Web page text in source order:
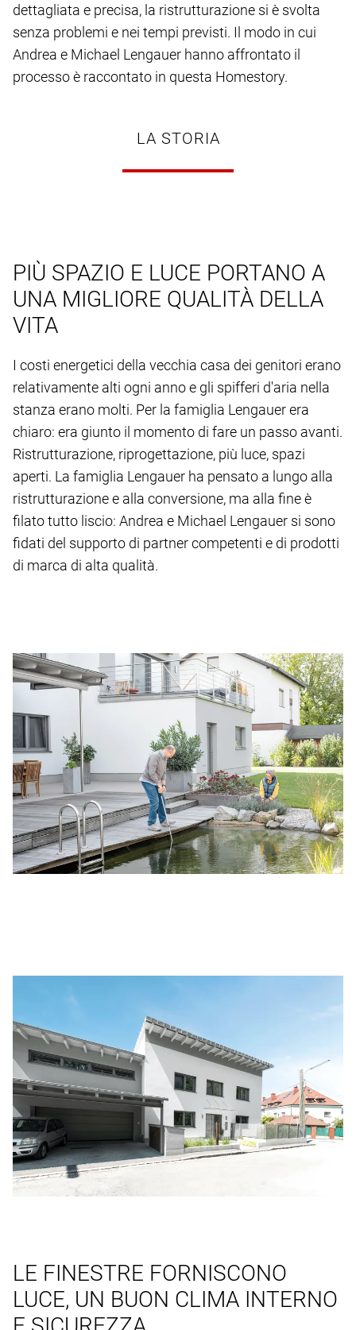
dettagliata e precisa, la ristrutturazione si è svolta
senza problemi e nei tempi previsti. Il modo in cui
Andrea e Michael Lengauer hanno affrontato il
processo è raccontato in questa Homestory.
LA STORIA
PIÙ SPAZIO E LUCE PORTANO A
UNA MIGLIORE QUALITÀ DELLA
VITA
I costi energetici della vecchia casa dei genitori erano
relativamente alti ogni anno e gli spifferi d'aria nella
stanza erano molti. Per la famiglia Lengauer era
chiaro: era giunto il momento di fare un passo avanti.
Ristrutturazione, riprogettazione, più luce, spazi
aperti. La famiglia Lengauer ha pensato a lungo alla
ristrutturazione e alla conversione, ma alla fine è
filato tutto liscio: Andrea e Michael Lengauer si sono
fidati del supporto di partner competenti e di prodotti
di marca di alta qualità.
LE FINESTRE FORNISCONO
LUCE, UN BUON CLIMA INTERNO